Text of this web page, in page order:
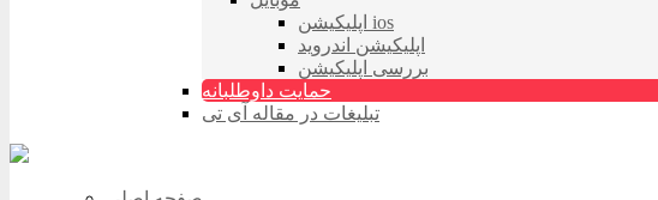
اپلیکیشن ios
اپلیکیشن اندروید
بررسی اپلیکیشن
حمایت داوطلبانه
تبلیغات در مقاله آی تی